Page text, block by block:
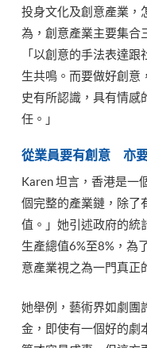
投身文化及創意產業，
為，創意產業主要集合
「以創意的手法表達
生共鳴。而要做好創意
史有所認識，具有情感
任。」
從業員要有創意 亦要
Karen 坦言，香港是一
個完整的產業鏈，除了
值。」她引述政府的統
生產總值6%至8%，為
意產業視之為一門真正
她舉例，藝術界如劇團
金，即使有一個好的劇